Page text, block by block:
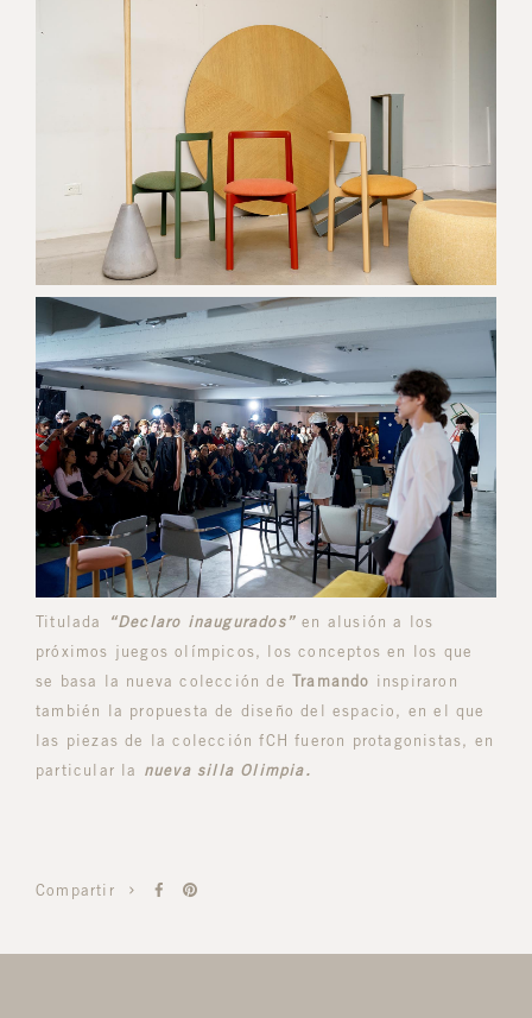
Titulada “Declaro inaugurados” en alusión a los
próximos juegos olímpicos, los conceptos en los que
se basa la nueva colección de
Tramando
inspiraron
también la propuesta de diseño del espacio, en el que
las piezas de la colección fCH fueron protagonistas, en
particular la
nueva silla Olimpia.
Compartir